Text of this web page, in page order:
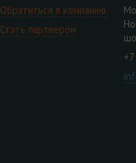
Обратиться в компанию
Стать партнером